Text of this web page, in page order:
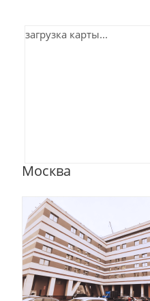
загрузка карты...
Москва